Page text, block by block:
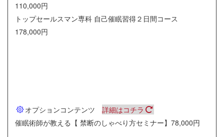
110,000円
トップセールスマン専科 自己催眠習得２日間コース
178,000円
オプションコンテンツ 詳細はコチラ
催眠術師が教える【 禁断のしゃべり方セミナー】78,000円